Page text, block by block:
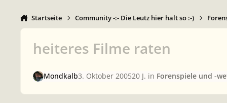
Startseite Community -:- Die Leutz hier halt so :-)
heiteres Filme raten
Mondkalb3. Oktober 200520 J. in Forenspiele und -